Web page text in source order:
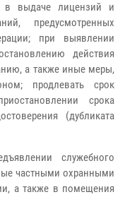
в выдаче лицензий и
предусмотренных
при выявлении
действия
а также иные меры,
продлевать срок
срока
(дубликата
служебного
частными охранными
а также в помещения